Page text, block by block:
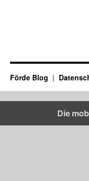
Förde Blog
Die